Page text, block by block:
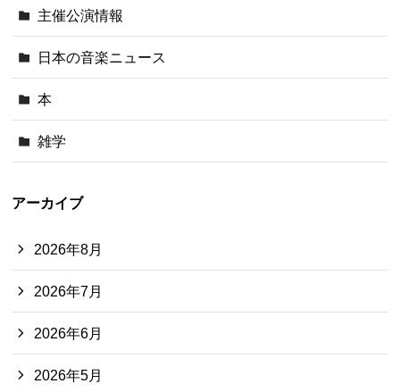
主催公演情報
日本の音楽ニュース
本
雑学
アーカイブ
2026年8月
2026年7月
2026年6月
2026年5月